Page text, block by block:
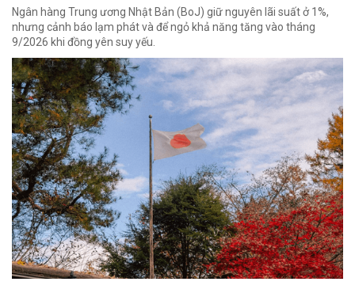
Ngân hàng Trung ương Nhật Bản (BoJ) giữ nguyên lãi suất ở 1%,
nhưng cảnh báo lạm phát và để ngỏ khả năng tăng vào tháng
9/2026 khi đồng yên suy yếu.